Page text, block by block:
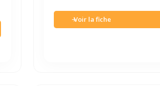
Voir la fiche